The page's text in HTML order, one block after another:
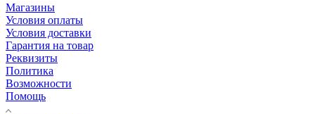
Магазины
Условия оплаты
Условия доставки
Гарантия на товар
Реквизиты
Политика
Возможности
Помощь